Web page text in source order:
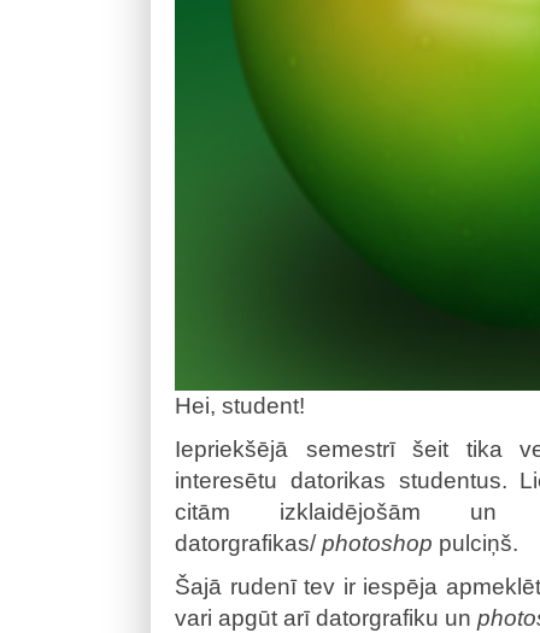
Hei, student!
Iepriekšējā semestrī šeit tika
interesētu datorikas studentus.
citām izklaidējošām un
datorgrafikas/photoshop pulciņš.
Šajā rudenī tev ir iespēja
vari apgūt arī datorgrafiku un